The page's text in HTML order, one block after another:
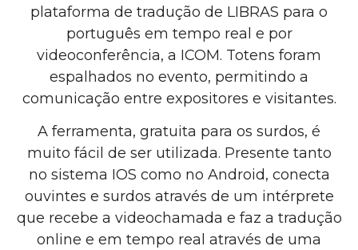
plataforma de tradução de LIBRAS para o
português em tempo real e por
videoconferência, a ICOM. Totens foram
espalhados no evento, permitindo a
comunicação entre expositores e visitantes.
A ferramenta, gratuita para os surdos, é
muito fácil de ser utilizada. Presente tanto
no sistema IOS como no Android, conecta
ouvintes e surdos através de um intérprete
que recebe a videochamada e faz a tradução
online e em tempo real através de uma